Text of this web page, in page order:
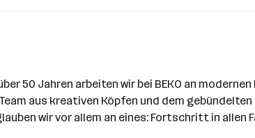
50 Jahren arbeiten wir bei BEKO an modernen
aus kreativen Köpfen und dem gebündelten
wir vor allem an eines: Fortschritt in allen